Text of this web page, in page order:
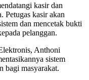
kasir dan
Petugas kasir akan
dan mencetak bukti
pelanggan.
Anthoni
sistem
bagi masyarakat.